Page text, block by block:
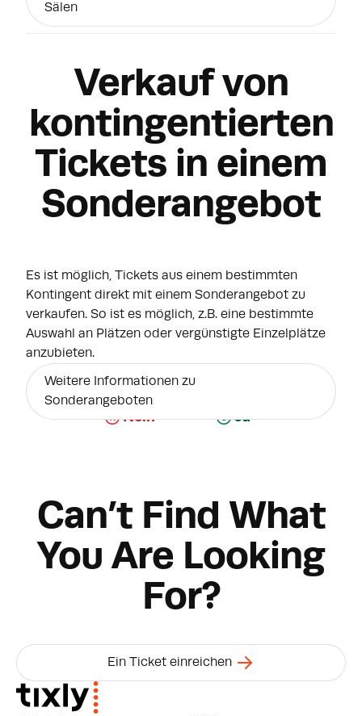
Sälen
Verkauf von
kontingentierten
Tickets in einem
Sonderangebot
Es ist möglich, Tickets aus einem bestimmten
Kontingent direkt mit einem Sonderangebot zu
verkaufen. So ist es möglich, z.B. eine bestimmte
Auswahl an Plätzen oder vergünstigte Einzelplätze
anzubieten.
Weitere Informationen zu
Sonderangeboten
War dieser Artikel hilfreich?
Nein Ja
Can’t Find What
You Are Looking
For?
Ein Ticket einreichen